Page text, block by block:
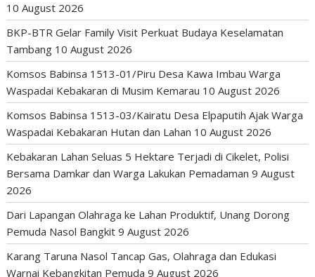
10 August 2026
BKP-BTR Gelar Family Visit Perkuat Budaya Keselamatan
Tambang 10 August 2026
Komsos Babinsa 1513-01/Piru Desa Kawa Imbau Warga
Waspadai Kebakaran di Musim Kemarau 10 August 2026
Komsos Babinsa 1513-03/Kairatu Desa Elpaputih Ajak Warga
Waspadai Kebakaran Hutan dan Lahan 10 August 2026
Kebakaran Lahan Seluas 5 Hektare Terjadi di Cikelet, Polisi
Bersama Damkar dan Warga Lakukan Pemadaman 9 August
2026
Dari Lapangan Olahraga ke Lahan Produktif, Unang Dorong
Pemuda Nasol Bangkit 9 August 2026
Karang Taruna Nasol Tancap Gas, Olahraga dan Edukasi
Warnai Kebangkitan Pemuda 9 August 2026